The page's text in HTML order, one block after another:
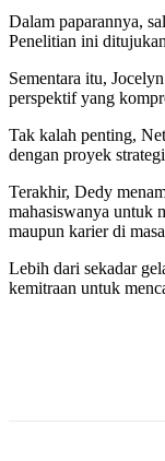
Dalam paparannya,
Penelitian ini
Sementara itu,
perspektif yang
Tak kalah penting,
dengan proyek
Terakhir, Dedy
mahasiswanya untuk
maupun karier di
Lebih dari sekadar
kemitraan untuk